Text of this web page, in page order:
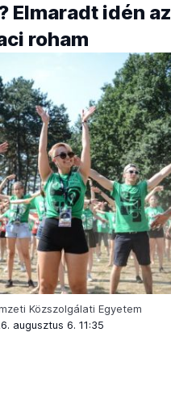
Elmaradt idén az
roham
Közszolgálati Egyetem
augusztus 6. 11:35